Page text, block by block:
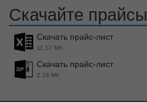
Скачайте прайсы
Скачать прайс-лист
11.17 Мб
Скачать прайс-лист
2.18 Мб